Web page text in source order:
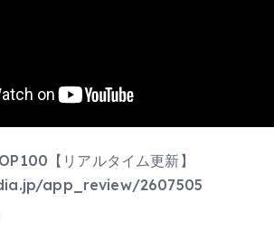
【リアルタイム更新】
app_review/2607505